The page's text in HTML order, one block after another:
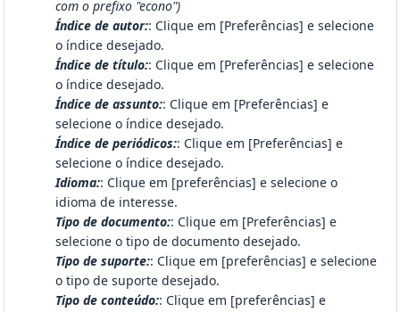
com o prefixo "econo")
Índice de autor:: Clique em [Preferências] e selecione
o índice desejado.
Índice de título:: Clique em [Preferências] e selecione
o índice desejado.
Índice de assunto:: Clique em [Preferências] e
selecione o índice desejado.
Índice de periódicos:: Clique em [Preferências] e
selecione o índice desejado.
Idioma:: Clique em [preferências] e selecione o
idioma de interesse.
Tipo de documento:: Clique em [Preferências] e
selecione o tipo de documento desejado.
Tipo de suporte:: Clique em [preferências] e selecione
o tipo de suporte desejado.
Tipo de conteúdo:: Clique em [preferências] e